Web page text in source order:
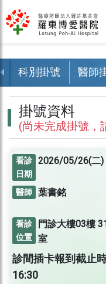
科別掛號 醫師
掛號資料
(尚未完成掛號，
看診
日期
2026/05/26(二)
醫師 葉書銘
看診
位置
門診大樓03樓
室
診間插卡報到截止
16:30